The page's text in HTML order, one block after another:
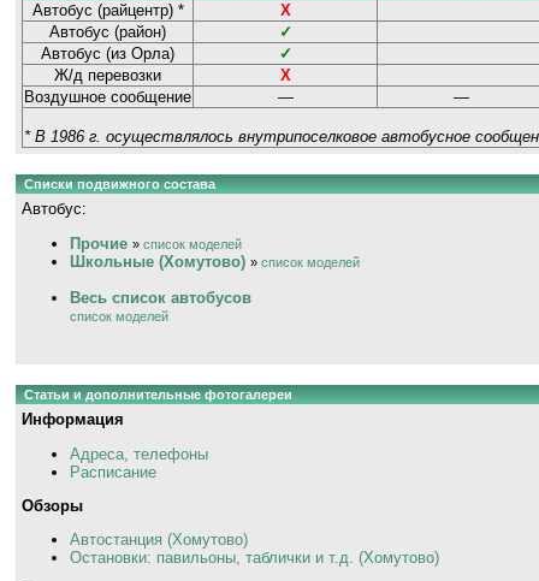
Автобус (райцентр) *
Х
Автобус (район)
✓
Автобус (из Орла)
✓
Ж/д перевозки
Х
Воздушное сообщение
— —
* В 1986 г. осуществлялось внутрипоселковое автобусное
Списки подвижного состава
Автобус:
Прочие » список моделей
Школьные (Хомутово) » список моделей
Весь список автобусов
список моделей
Статьи и дополнительные фотогалереи
Информация
Адреса, телефоны
Расписание
Обзоры
Автостанция (Хомутово)
Остановки: павильоны, таблички и т.д. (Хомутово)